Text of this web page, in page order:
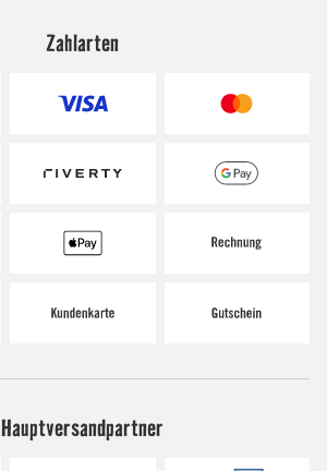
Zahlarten
Hauptversandpartner